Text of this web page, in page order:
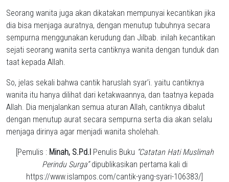
Seorang wanita juga akan dikatakan mempunyai kecantikan jika
dia bisa menjaga auratnya, dengan menutup tubuhnya secara
sempurna menggunakan kerudung dan Jilbab. inilah kecantikan
sejati seorang wanita serta cantiknya wanita dengan tunduk dan
taat kepada Allah.
So, jelas sekali bahwa cantik haruslah syar’i. yaitu cantiknya
wanita itu hanya dilihat dari ketakwaannya, dan taatnya kepada
Allah. Dia menjalankan semua aturan Allah, cantiknya dibalut
dengan menutup aurat secara sempurna serta dia akan selalu
menjaga dirinya agar menjadi wanita sholehah.
[Pemulis : Minah, S.Pd.IPenulis Buku “Catatan Hati Muslimah
Perindu Surga”dipublikasikan pertama kali di
https://www.islampos.com/cantik-yang-syari-106383/]